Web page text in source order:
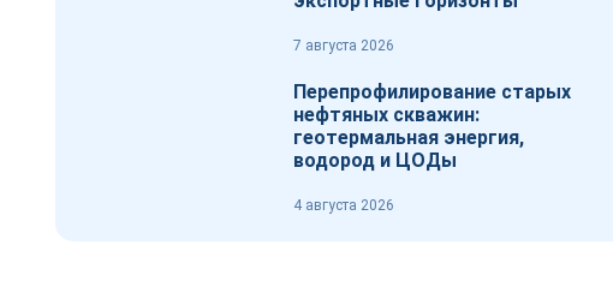
7 августа 2026
Перепрофилирование старых
нефтяных скважин:
геотермальная энергия,
водород и ЦОДы
4 августа 2026